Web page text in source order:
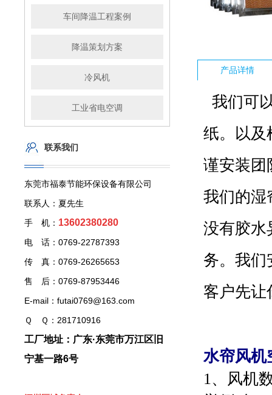
车间降温工程案例
降温策划方案
冷风机
工业省电空调
联系我们
东莞市福泰节能环保设备有限公司
联系人：夏先生
手 机： 13602380280
电 话：0769-22787393
传 真：0769-26265653
售 后：0769-87953446
E-mail：futai0769@163.com
Ｑ Ｑ：281710916
工厂地址：广东·东莞市万江区旧
宁基一路6号
产品详情
我们可
纸。以及
谨安装团
我们的湿
没有胶水
务。我们
客户先让
水帘风机
1、风机